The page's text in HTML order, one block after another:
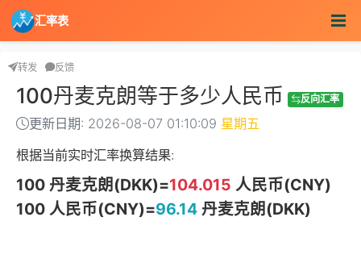
汇率表
转发 反馈
100丹麦克朗等于多少人民币 反向汇率
更新日期: 2026-08-07 01:10:09 星期五
根据当前实时汇率换算结果:
100 丹麦克朗(DKK)=104.015 人民币(CNY)
100 人民币(CNY)=96.14丹麦克朗(DKK)